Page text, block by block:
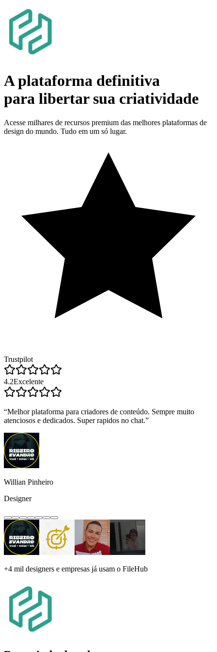
A plataforma definitiva
para libertar sua criatividade
Acesse milhares de recursos premium das melhores plataformas de
design do mundo. Tudo em um só lugar.
Trustpilot
4.2Excelente
“Melhor plataforma para criadores de conteúdo. Sempre muito
atenciosos e dedicados. Super rapidos no chat.”
Willian Pinheiro
Designer
+4 mil designers e empresas já usam o FileHub